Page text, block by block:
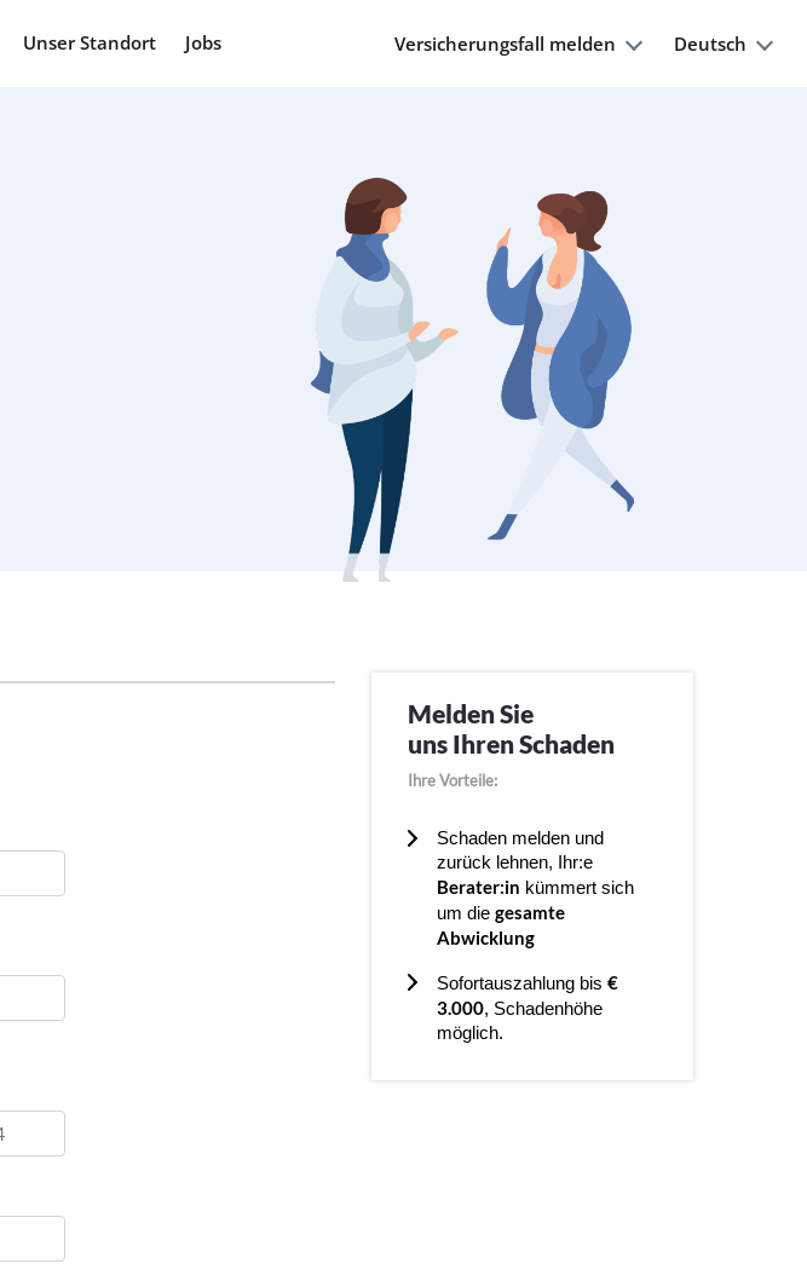
Unser Standort Jobs Versicherungsfall melden Deutsch
Melden Sie
uns Ihren Schaden
Ihre Vorteile:
Schaden melden und
zurück lehnen, Ihr:e
Berater:in kümmert sich
um die gesamte
Abwicklung
Sofortauszahlung bis €
3.000, Schadenhöhe
möglich.